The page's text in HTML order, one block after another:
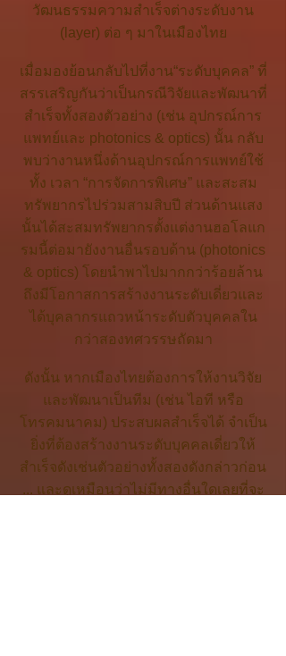
วัฒนธรรมความสำเร็จต่างระดับงาน
(layer) ต่อ ๆ มาในเมืองไทย
เมื่อมองย้อนกลับไปที่งาน“ระดับบุคคล” ที่
สรรเสริญกันว่าเป็นกรณีวิจัยและพัฒนาที่
สำเร็จทั้งสองตัวอย่าง (เช่น อุปกรณ์การ
แพทย์และ photonics & optics) นั้น กลับ
พบว่างานหนึ่งด้านอุปกรณ์การแพทย์ใช้
ทั้ง เวลา “การจัดการพิเศษ” และสะสม
ทรัพยากรไปร่วมสามสิบปี ส่วนด้านแสง
นั้นได้สะสมทรัพยากรตั้งแต่งานฮอโลแก
รมนี้ต่อมายังงานอื่นรอบด้าน (photonics
& optics) โดยนำพาไปมากกว่าร้อยล้าน
ถึงมีโอกาสการสร้างงานระดับเดี่ยวและ
ได้บุคลากรแถวหน้าระดับตัวบุคคลใน
กว่าสองทศวรรษถัดมา
ดังนั้น หากเมืองไทยต้องการให้งานวิจัย
และพัฒนาเป็นทีม (เช่น ไอที หรือ
โทรคมนาคม) ประสบผลสำเร็จได้ จำเป็น
ยิ่งที่ต้องสร้างงานระดับบุคคลเดี่ยวให้
สำเร็จดังเช่นตัวอย่างทั้งสองดังกล่าวก่อน
... และดูเหมือนว่าไม่มีทางอื่นใดเลยที่จะ